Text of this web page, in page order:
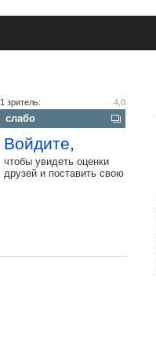
1 зритель: 4,0
слабо
Войдите,
чтобы увидеть оценки
друзей и поставить свою